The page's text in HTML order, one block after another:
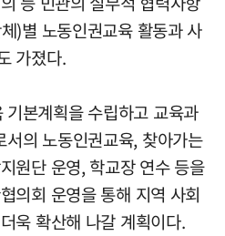
)별 노동인권교육 활동과 사
가졌다.
본계획을 수립하고 교육과
의 노동인권교육, 찾아가는
원단 운영, 학교장 연수 등을
의회 운영을 통해 지역 사회
욱 확산해 나갈 계획이다.